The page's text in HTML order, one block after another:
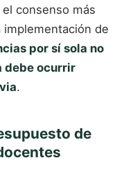
consenso más
de
por sí sola no
debe ocurrir
.
de